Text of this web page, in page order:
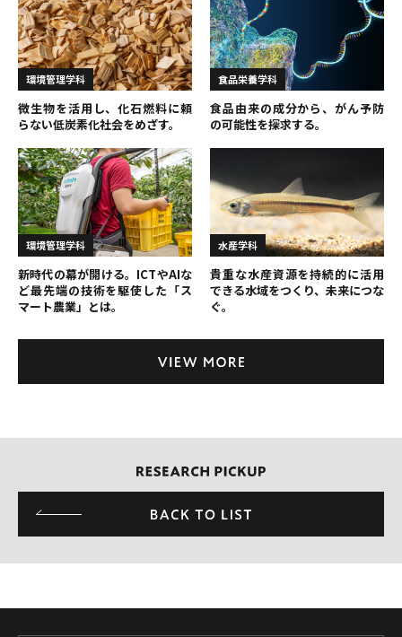
環境管理学科
微生物を活用し、化石燃料に頼
らない低炭素化社会をめざす。
食品栄養学科
食品由来の成分から、がん予防
の可能性を探求する。
環境管理学科
新時代の幕が開ける。ICTやAIな
ど最先端の技術を駆使した「ス
マート農業」とは。
水産学科
貴重な水産資源を持続的に活用
できる水域をつくり、未来につな
ぐ。